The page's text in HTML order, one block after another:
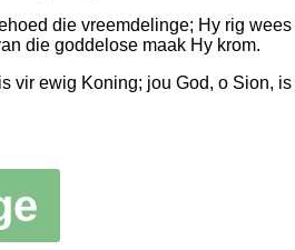
die vreemdelinge; Hy rig
die goddelose maak Hy krom.
vir ewig Koning; jou God, o Sion,